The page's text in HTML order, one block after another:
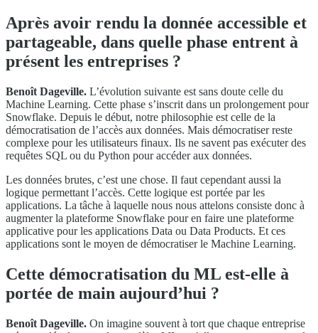
Après avoir rendu la donnée accessible et
partageable, dans quelle phase entrent à
présent les entreprises ?
Benoît Dageville. L’évolution suivante est sans doute celle du
Machine Learning. Cette phase s’inscrit dans un prolongement pour
Snowflake. Depuis le début, notre philosophie est celle de la
démocratisation de l’accès aux données. Mais démocratiser reste
complexe pour les utilisateurs finaux. Ils ne savent pas exécuter des
requêtes SQL ou du Python pour accéder aux données.
Les données brutes, c’est une chose. Il faut cependant aussi la
logique permettant l’accès. Cette logique est portée par les
applications. La tâche à laquelle nous nous attelons consiste donc à
augmenter la plateforme Snowflake pour en faire une plateforme
applicative pour les applications Data ou Data Products. Et ces
applications sont le moyen de démocratiser le Machine Learning.
Cette démocratisation du ML est-elle à
portée de main aujourd’hui ?
Benoît Dageville. On imagine souvent à tort que chaque entreprise